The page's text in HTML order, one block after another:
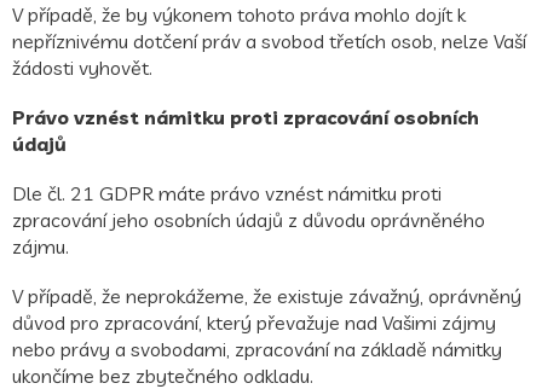
V případě, že by výkonem tohoto práva mohlo dojít k
nepříznivému dotčení práv a svobod třetích osob, nelze Vaší
žádosti vyhovět.
Právo vznést námitku proti zpracování osobních
údajů
Dle čl. 21 GDPR máte právo vznést námitku proti
zpracování jeho osobních údajů z důvodu oprávněného
zájmu.
V případě, že neprokážeme, že existuje závažný, oprávněný
důvod pro zpracování, který převažuje nad Vašimi zájmy
nebo právy a svobodami, zpracování na základě námitky
ukončíme bez zbytečného odkladu.